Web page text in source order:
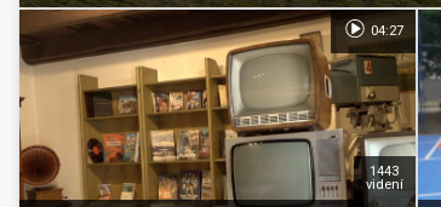
1443
videní
04:27